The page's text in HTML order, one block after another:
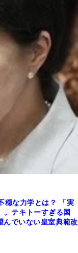
穏な力学とは？ 「実
テキトーすぎる国
んでいない皇室典範改